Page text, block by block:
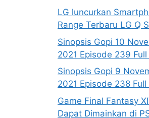
LG luncurkan
Range Terbaru LG Q
Sinopsis Gopi 10
2021 Episode 239
Sinopsis Gopi 9
2021 Episode 238 Full
Game Final Fantasy
Dapat Dimainkan di